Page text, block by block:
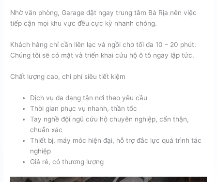
Nhờ văn phòng, Garage đặt ngay trung tâm Bà Rịa nên việc
tiếp cận mọi khu vực đều cực kỳ nhanh chóng.
Khách hàng chỉ cần liên lạc và ngồi chờ tối đa 10 – 20 phút.
Chúng tôi sẽ có mặt và triển khai cứu hộ ô tô ngay lập tức.
Chất lượng cao, chi phí siêu tiết kiệm
Dịch vụ đa dạng tận nơi theo yêu cầu
Thời gian phục vụ nhanh, thần tốc
Tay nghề đội ngũ cứu hộ chuyên nghiệp, cẩn thận,
chuẩn xác
Thiết bị, máy móc hiện đại, hỗ trợ đắc lực quá trình tác
nghiệp
Giá rẻ, có thương lượng